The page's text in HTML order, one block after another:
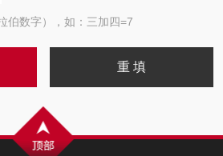
伯数字），如：三加四=7